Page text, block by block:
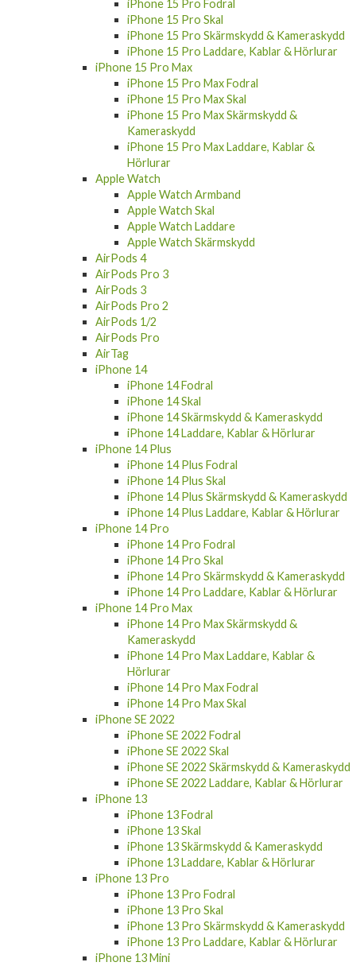
iPhone 15 Pro Fodral
iPhone 15 Pro Skal
iPhone 15 Pro Skärmskydd & Kameraskydd
iPhone 15 Pro Laddare, Kablar & Hörlurar
iPhone 15 Pro Max
iPhone 15 Pro Max Fodral
iPhone 15 Pro Max Skal
iPhone 15 Pro Max Skärmskydd &
Kameraskydd
iPhone 15 Pro Max Laddare, Kablar &
Hörlurar
Apple Watch
Apple Watch Armband
Apple Watch Skal
Apple Watch Laddare
Apple Watch Skärmskydd
AirPods 4
AirPods Pro 3
AirPods 3
AirPods Pro 2
AirPods 1/2
AirPods Pro
AirTag
iPhone 14
iPhone 14 Fodral
iPhone 14 Skal
iPhone 14 Skärmskydd & Kameraskydd
iPhone 14 Laddare, Kablar & Hörlurar
iPhone 14 Plus
iPhone 14 Plus Fodral
iPhone 14 Plus Skal
iPhone 14 Plus Skärmskydd & Kameraskydd
iPhone 14 Plus Laddare, Kablar & Hörlurar
iPhone 14 Pro
iPhone 14 Pro Fodral
iPhone 14 Pro Skal
iPhone 14 Pro Skärmskydd & Kameraskydd
iPhone 14 Pro Laddare, Kablar & Hörlurar
iPhone 14 Pro Max
iPhone 14 Pro Max Skärmskydd &
Kameraskydd
iPhone 14 Pro Max Laddare, Kablar &
Hörlurar
iPhone 14 Pro Max Fodral
iPhone 14 Pro Max Skal
iPhone SE 2022
iPhone SE 2022 Fodral
iPhone SE 2022 Skal
iPhone SE 2022 Skärmskydd & Kameraskydd
iPhone SE 2022 Laddare, Kablar & Hörlurar
iPhone 13
iPhone 13 Fodral
iPhone 13 Skal
iPhone 13 Skärmskydd & Kameraskydd
iPhone 13 Laddare, Kablar & Hörlurar
iPhone 13 Pro
iPhone 13 Pro Fodral
iPhone 13 Pro Skal
iPhone 13 Pro Skärmskydd & Kameraskydd
iPhone 13 Pro Laddare, Kablar & Hörlurar
iPhone 13 Mini